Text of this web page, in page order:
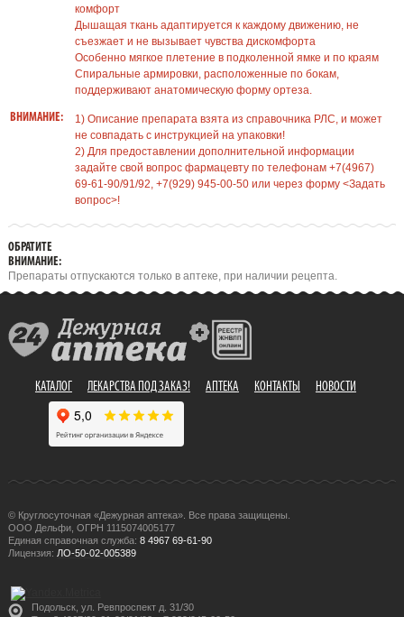
комфорт
Дышащая ткань адаптируется к каждому движению, не
съезжает и не вызывает чувства дискомфорта
Особенно мягкое плетение в подколенной ямке и по краям
Спиральные армировки, расположенные по бокам,
поддерживают анатомическую форму ортеза.
ВНИМАНИЕ:
1) Описание препарата взята из справочника РЛС, и может
не совпадать с инструкцией на упаковки!
2) Для предоставлении дополнительной информации
задайте свой вопрос фармацевту по телефонам +7(4967)
69-61-90/91/92, +7(929) 945-00-50 или через форму <Задать
вопрос>!
ОБРАТИТЕ
ВНИМАНИЕ:
Препараты отпускаются только в аптеке, при наличии рецепта.
КАТАЛОГ ЛЕКАРСТВА ПОД ЗАКАЗ! АПТЕКА КОНТАКТЫ НОВОСТИ
© Круглосуточная «Дежурная аптека». Все права защищены.
ООО Дельфи, ОГРН 1115074005177
Единая справочная служба: 8 4967 69-61-90
Лицензия: ЛО-50-02-005389
Подольск, ул. Ревпроспект д. 31/30